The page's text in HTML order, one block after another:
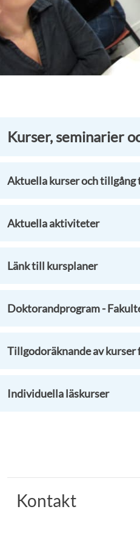
Kurser, seminarier
Aktuella kurser och tillgång
Aktuella aktiviteter
Länk till kursplaner
Doktorandprogram -
Tillgodoräknande av kurser
Individuella läskurser
Kontakt